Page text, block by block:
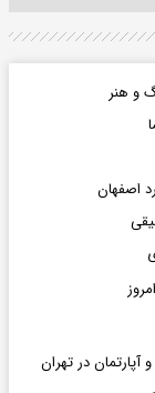
و هنر
اصفهان
آپارتمان در تهران